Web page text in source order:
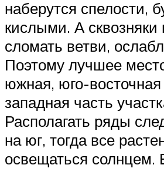
наберутся спелости,
кислыми. А сквозняки
сломать ветви,
Поэтому лучшее
южная, юго-
западная часть
Располагать ряды
на юг, тогда все
освещаться солнцем.